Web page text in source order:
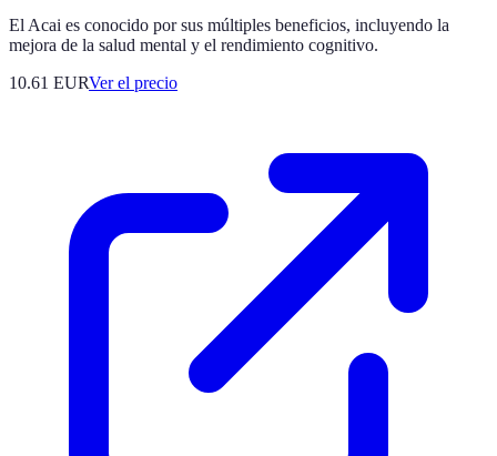
El Acai es conocido por sus múltiples beneficios, incluyendo la
mejora de la salud mental y el rendimiento cognitivo.
10.61 EURVer el precio